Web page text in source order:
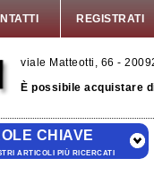
REGISTRATI
viale Matteotti, 66 -
È possibile acquistare
CHIAVE
ARTICOLI PIÙ RICERCATI